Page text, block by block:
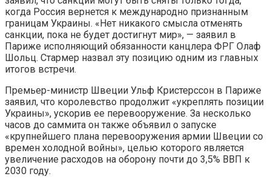
когда Россия вернется к международно признанным
границам Украины. «Нет никакого смысла отменять
санкции, пока не будет достигнут мир», — заявил в
Париже исполняющий обязанности канцлера ФРГ Олаф
Шольц. Стармер назвал эту позицию одним из главных
итогов встречи.
Премьер-министр Швеции Ульф Кристерссон в Париже
заявил, что королевство продолжит «укреплять позиции
Украины», ускорив ее перевооружение. За несколько
часов до саммита он также объявил о запуске
«крупнейшего плана перевооружения армии Швеции со
времен холодной войны», целью которого является
увеличение расходов на оборону почти до 3,5% ВВП к
2030 году.